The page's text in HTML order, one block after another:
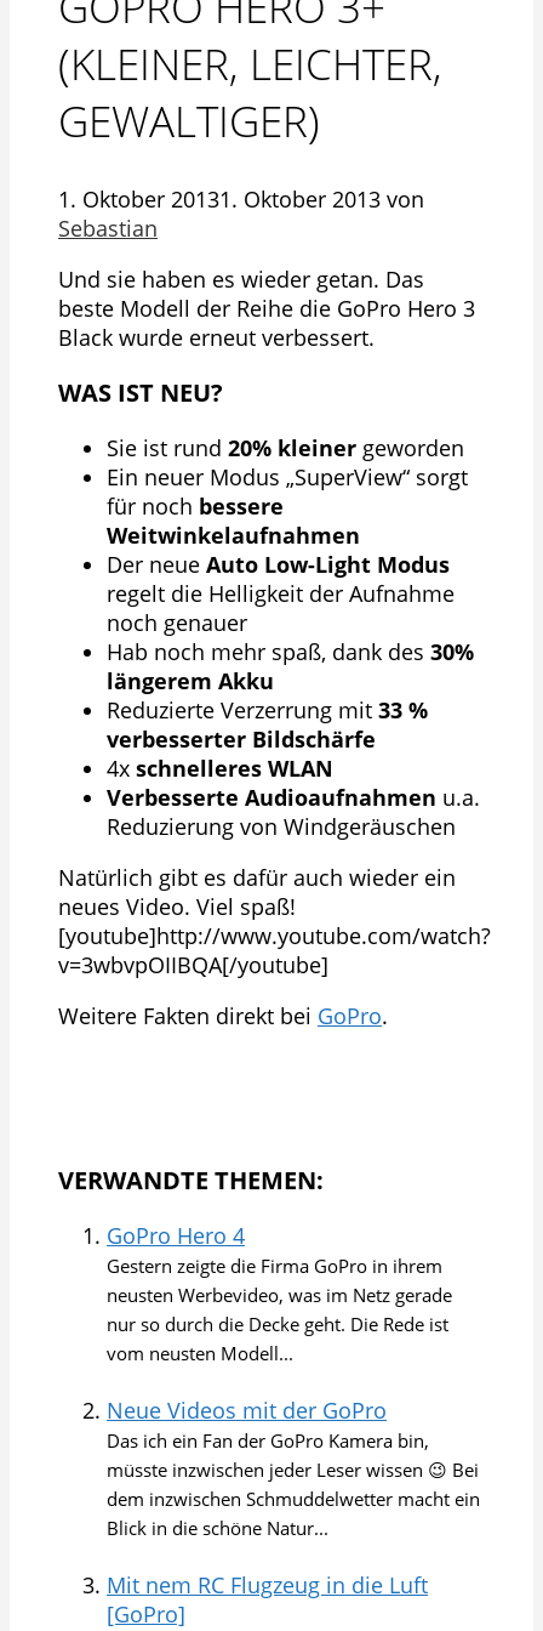
(KLEINER, LEICHTER,
GEWALTIGER)
1. Oktober 20131. Oktober 2013 von
Sebastian
Und sie haben es wieder getan. Das
beste Modell der Reihe die GoPro Hero 3
Black wurde erneut verbessert.
WAS IST NEU?
Sie ist rund 20% kleiner geworden
Ein neuer Modus „SuperView“ sorgt
für noch bessere
Weitwinkelaufnahmen
Der neue Auto Low-Light Modus
regelt die Helligkeit der Aufnahme
noch genauer
Hab noch mehr spaß, dank des 30%
längerem Akku
Reduzierte Verzerrung mit 33 %
verbesserter Bildschärfe
4x schnelleres WLAN
Verbesserte Audioaufnahmen u.a.
Reduzierung von Windgeräuschen
Natürlich gibt es dafür auch wieder ein
neues Video. Viel spaß!
[youtube]http://www.youtube.com/watch?
v=3wbvpOIIBQA[/youtube]
Weitere Fakten direkt bei GoPro.
VERWANDTE THEMEN:
GoPro Hero 4
Gestern zeigte die Firma GoPro in ihrem
neusten Werbevideo, was im Netz gerade
nur so durch die Decke geht. Die Rede ist
vom neusten Modell...
Neue Videos mit der GoPro
Das ich ein Fan der GoPro Kamera bin,
müsste inzwischen jeder Leser wissen 😉 Bei
dem inzwischen Schmuddelwetter macht ein
Blick in die schöne Natur...
Mit nem RC Flugzeug in die Luft
[GoPro]